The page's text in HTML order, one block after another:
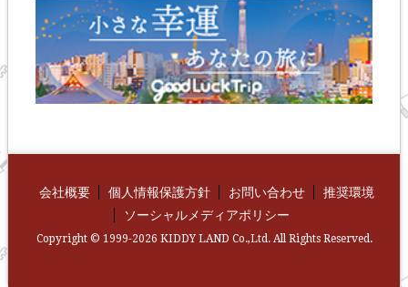
会社概要 個人情報保護方針 お問い合わせ
推奨環境
ソーシャルメディアポリシー
Copyright © 1999-2026 KIDDY LAND Co.,Ltd. All Rights Reserved.